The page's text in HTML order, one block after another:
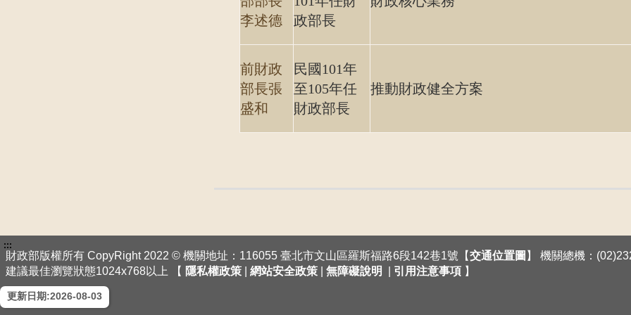
李述德
政部長
前財政
部長張
盛和
民國101年
至105年任
財政部長
推動財政健全方案
:::
財政部版權所有 CopyRight 2022 © 機關地址：116055 臺北市文山區羅斯福路6段142巷1號【交通位置圖 】 機關總機：
建議最佳瀏覽狀態1024x768以上 【 隱私權政策 網站安全政策 無障礙說明 引用注意事項 】
更新日期:2026-08-03